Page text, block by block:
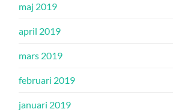
maj 2019
april 2019
mars 2019
februari 2019
januari 2019